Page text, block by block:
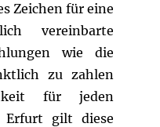
Zeichen für eine
vereinbarte
wie die
zu zahlen
für jeden
Erfurt gilt diese